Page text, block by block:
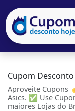
Cupom
Aproveite Cupons
Asics. ✅ Use
maiores Lojas do